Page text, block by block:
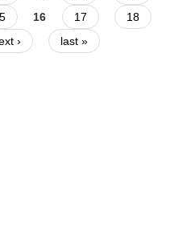
16 17
18
› last »